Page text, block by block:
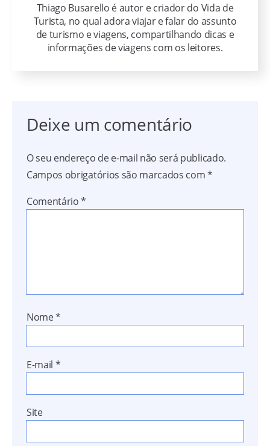
Thiago Busarello é autor e criador do Vida de
Turista, no qual adora viajar e falar do assunto
de turismo e viagens, compartilhando dicas e
informações de viagens com os leitores.
Deixe um comentário
O seu endereço de e-mail não será publicado.
Campos obrigatórios são marcados com*
Comentário*
Nome*
E-mail *
Site